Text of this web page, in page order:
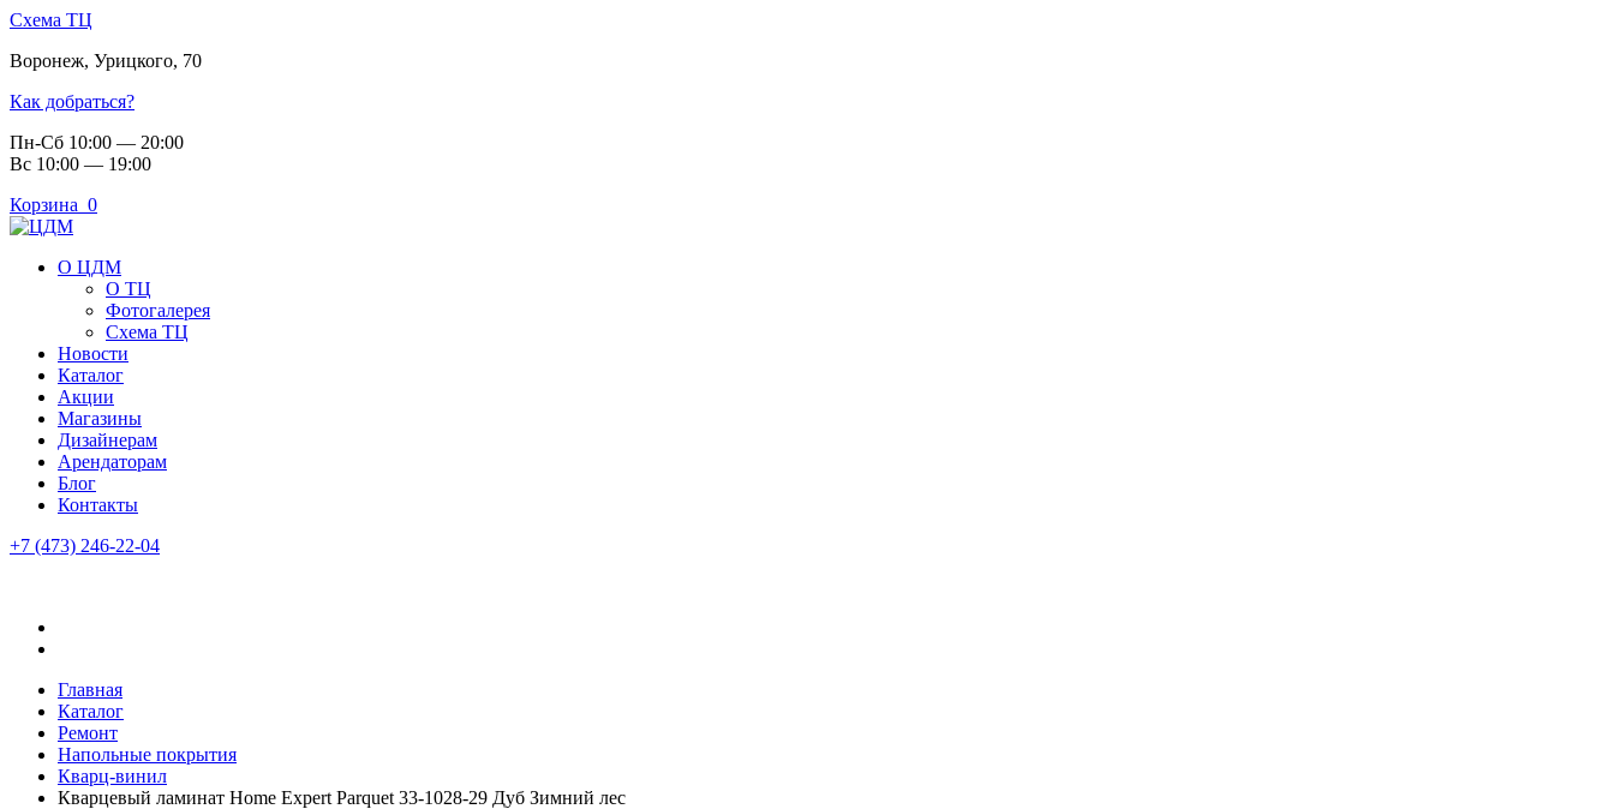
Схема ТЦ
Воронеж, Урицкого, 70
Как добраться?
Пн-Сб 10:00 — 20:00
Вс 10:00 — 19:00
Корзина 0
О ЦДМ
О ТЦ
Фотогалерея
Схема ТЦ
Новости
Каталог
Акции
Магазины
Дизайнерам
Арендаторам
Блог
Контакты
+7 (473) 246-22-04
Главная
Каталог
Ремонт
Напольные покрытия
Кварц-винил
Кварцевый ламинат Home Expert Parquet 33-1028-29 Дуб Зимний лес